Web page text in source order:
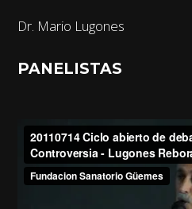
Dr. Mario Lugones
PANELISTAS